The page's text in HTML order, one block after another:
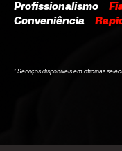
Profissionalismo
Conveniência
* Serviços disponíveis em oficinas